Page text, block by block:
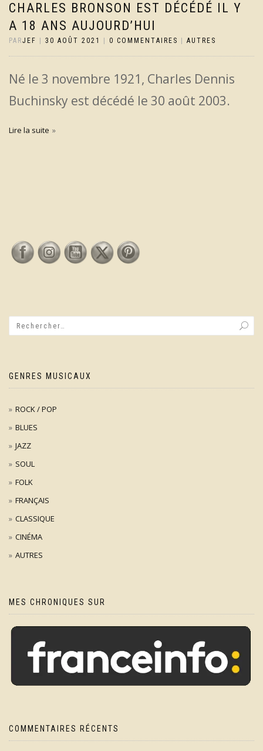
CHARLES BRONSON EST DÉCÉDÉ IL Y
A 18 ANS AUJOURD’HUI
PARJEF 30 AOÛT 2021 0 COMMENTAIRES AUTRES
Né le 3 novembre 1921, Charles Dennis
Buchinsky est décédé le 30 août 2003.
Lire la suite
GENRES MUSICAUX
ROCK / POP
BLUES
JAZZ
SOUL
FOLK
FRANÇAIS
CLASSIQUE
CINÉMA
AUTRES
MES CHRONIQUES SUR
COMMENTAIRES RÉCENTS